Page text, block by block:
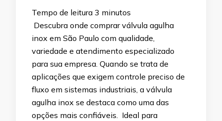
Tempo de leitura 3 minutos
Descubra onde comprar válvula agulha
inox em São Paulo com qualidade,
variedade e atendimento especializado
para sua empresa. Quando se trata de
aplicações que exigem controle preciso de
fluxo em sistemas industriais, a válvula
agulha inox se destaca como uma das
opções mais confiáveis. Ideal para